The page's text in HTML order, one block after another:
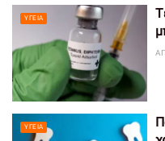
ΥΓΕΊΑ
ΥΓΕΊΑ